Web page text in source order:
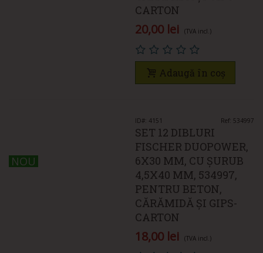
CARTON
20,00 lei (TVA incl.)
Adaugă în coș
NOU
NOU
ID#: 4151 Ref: 534997
SET 12 DIBLURI
FISCHER DUOPOWER,
6X30 MM, CU ȘURUB
4,5X40 MM, 534997,
PENTRU BETON,
CĂRĂMIDĂ ȘI GIPS-
CARTON
18,00 lei (TVA incl.)